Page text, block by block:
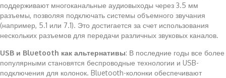
поддерживают многоканальные аудиовыходы через 3.5 мм
разъемы, позволяя подключать системы объемного звучания
(например, 5.1 или 7.1). Это достигается за счет использования
нескольких разъемов для передачи различных звуковых каналов.
USB и Bluetooth как альтернативы: В последние годы все более
популярными становятся беспроводные технологии и USB-
подключения для колонок. Bluetooth-колонки обеспечивают